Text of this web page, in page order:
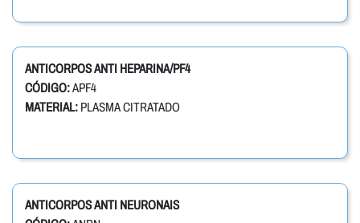
ANTICORPOS ANTI HEPARINA/PF4
CÓDIGO:APF4
MATERIAL: PLASMA CITRATADO
ANTICORPOS ANTI NEURONAIS